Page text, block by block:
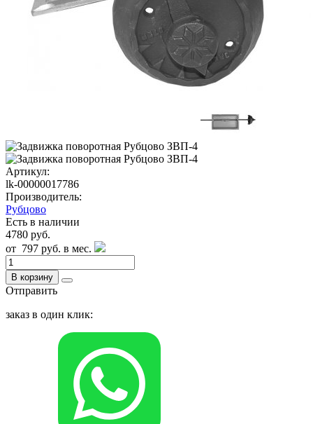
Артикул:
lk-00000017786
Производитель:
Рубцово
Есть в наличии
4780 руб.
от 797 руб. в мес.
В корзину
Отправить
заказ в один клик: